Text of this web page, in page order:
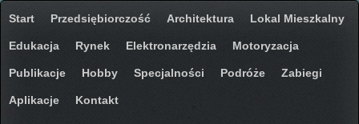
Start Przedsiębiorczość Architektura Lokal Mieszkalny
Edukacja Rynek Elektronarzędzia Motoryzacja
Publikacje Hobby Specjalności Podróże Zabiegi
Aplikacje Kontakt